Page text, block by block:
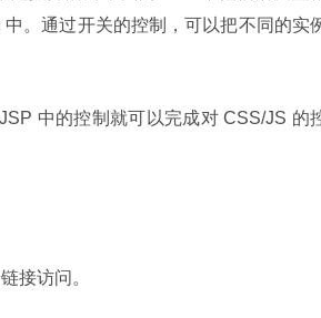
。通过开关的控制，可以把不同的实
中的控制就可以完成对 CSS/JS 的
接访问。